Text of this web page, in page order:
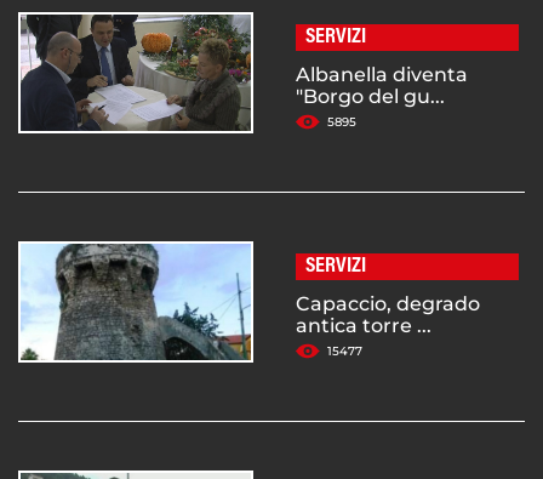
SERVIZI
Albanella diventa
"Borgo del gu...
5895
SERVIZI
Capaccio, degrado
antica torre ...
15477